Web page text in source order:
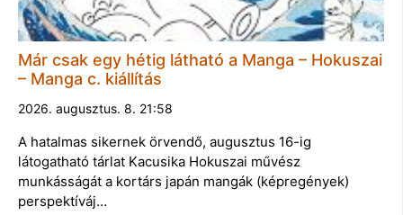
Már csak egy hétig látható a Manga – Hokuszai
– Manga c. kiállítás
2026. augusztus. 8. 21:58
A hatalmas sikernek örvendő, augusztus 16-ig
látogatható tárlat Kacusika Hokuszai művész
munkásságát a kortárs japán mangák (képregények)
perspektíváj…